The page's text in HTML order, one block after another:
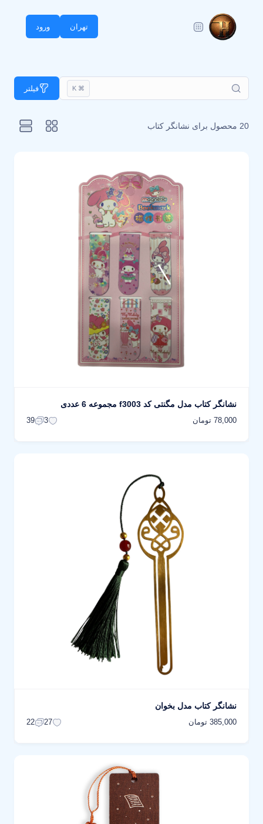
تهران ورود
⌘ K فیلتر
20 محصول برای نشانگر کتاب
نشانگر کتاب مدل مگنتی کد f3003 مجموعه 6 عددی
78,000 تومان 3
39
نشانگر کتاب مدل بخوان
385,000 تومان 27
22